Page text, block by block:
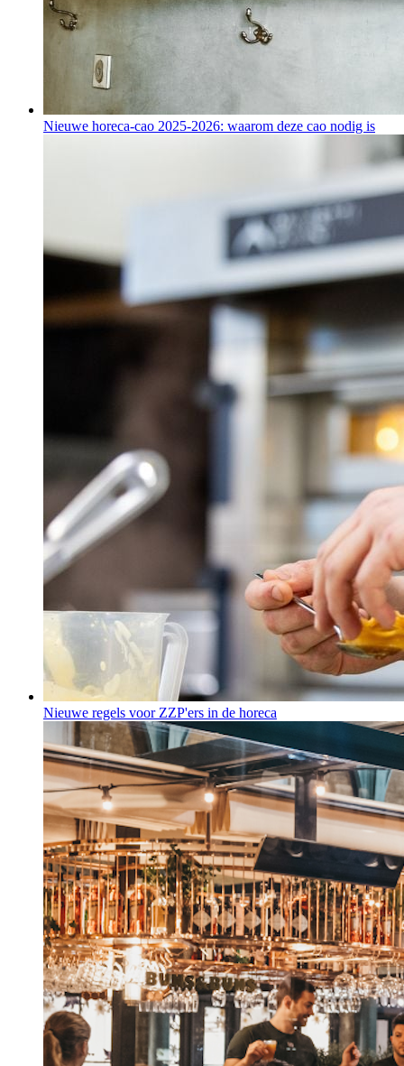
Nieuwe horeca-cao 2025-2026: waarom deze cao nodig is
Nieuwe regels voor ZZP'ers in de horeca